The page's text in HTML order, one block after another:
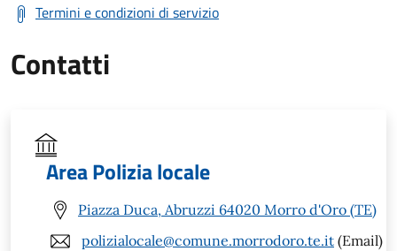
Termini e condizioni di servizio
Contatti
Area Polizia locale
Piazza Duca, Abruzzi 64020 Morro d'Oro (TE)
polizialocale@comune.morrodoro.te.it (Email)